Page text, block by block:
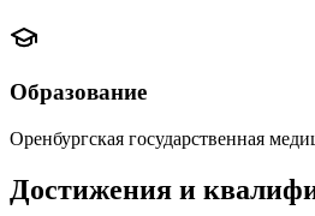
Образование
Оренбургская государственная
Достижения и